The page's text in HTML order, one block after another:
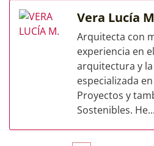
Vera Lucía
Arquitecta con
experiencia en
arquitectura y
especializada
Proyectos y
Sostenibles. He...